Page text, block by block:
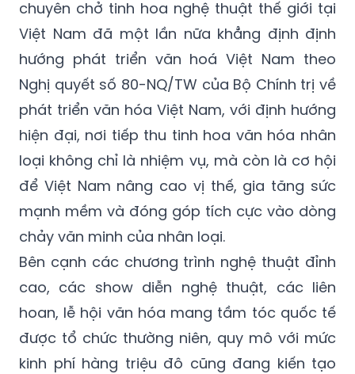
chuyên chở tinh hoa nghệ thuật thế giới tại
Việt Nam đã một lần nữa khẳng định định
hướng phát triển văn hoá Việt Nam theo
Nghị quyết số 80-NQ/TW của Bộ Chính trị về
phát triển văn hóa Việt Nam, với định hướng
hiện đại, nơi tiếp thu tinh hoa văn hóa nhân
loại không chỉ là nhiệm vụ, mà còn là cơ hội
để Việt Nam nâng cao vị thế, gia tăng sức
mạnh mềm và đóng góp tích cực vào dòng
chảy văn minh của nhân loại.
Bên cạnh các chương trình nghệ thuật đỉnh
cao, các show diễn nghệ thuật, các liên
hoan, lễ hội văn hóa mang tầm tóc quốc tế
được tổ chức thường niên, quy mô với mức
kinh phí hàng triệu đô cũng đang kiến tạo